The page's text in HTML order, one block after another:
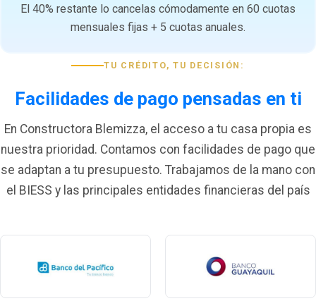
El 40% restante lo cancelas cómodamente en 60 cuotas
mensuales fijas + 5 cuotas anuales.
TU CRÉDITO, TU DECISIÓN:
Facilidades de pago pensadas en ti
En Constructora Blemizza, el acceso a tu casa propia es
nuestra prioridad. Contamos con facilidades de pago que
se adaptan a tu presupuesto. Trabajamos de la mano con
el BIESS y las principales entidades financieras del país